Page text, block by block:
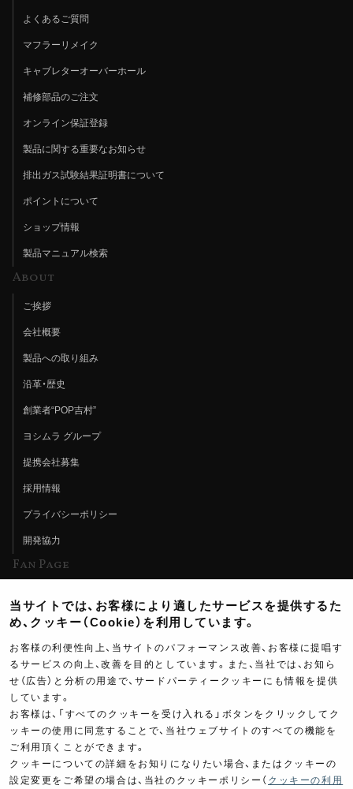
よくあるご質問
マフラーリメイク
キャブレターオーバーホール
補修部品のご注文
オンライン保証登録
製品に関する重要なお知らせ
排出ガス試験結果証明書について
ポイントについて
ショップ情報
製品マニュアル検索
About
ご挨拶
会社概要
製品への取り組み
沿革・歴史
創業者“POP吉村”
ヨシムラ グループ
提携会社募集
採用情報
プライバシーポリシー
開発協力
Fan Page
ヨシムラTV
イベント情報
イベントスケジュール
ツーリングブレイクタイム
製品ポスター
当サイトでは、お客様により適したサービスを提供するた
め、クッキー（Cookie）を利用しています。
お客様の利便性向上、当サイトのパフォーマンス改善、お客様に提唱す
るサービスの向上、改善を目的としています。また、当社では、お知ら
せ（広告）と分析の用途で、サードパーティークッキーにも情報を提供
しています。
お客様は、「すべてのクッキーを受け入れる」ボタンをクリックしてク
ッキーの使用に同意することで、当社ウェブサイトのすべての機能を
ご利用頂くことができます。
クッキーについての詳細をお知りになりたい場合、またはクッキーの
設定変更をご希望の場合は、当社のクッキーポリシー（ クッキーの利用